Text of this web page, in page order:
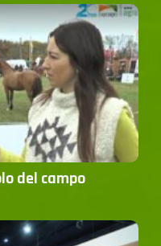
del campo